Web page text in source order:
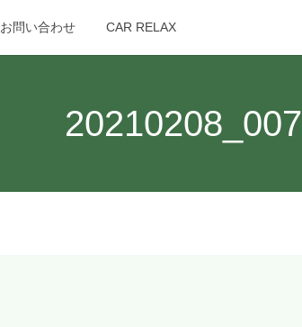
お問い合わせ CAR RELAX
20210208_007